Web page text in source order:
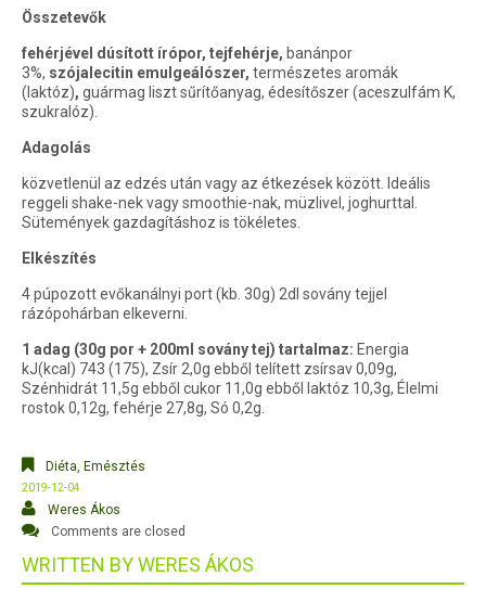
Összetevők
fehérjével dúsított írópor, tejfehérje, banánpor
3%, szójalecitin emulgeálószer, természetes aromák
(laktóz), guármag liszt sűrítőanyag, édesítőszer (aceszulfám K,
szukralóz).
Adagolás
közvetlenül az edzés után vagy az étkezések között. Ideális
reggeli shake-nek vagy smoothie-nak, müzlivel, joghurttal.
Sütemények gazdagításhoz is tökéletes.
Elkészítés
4 púpozott evőkanálnyi port (kb. 30g) 2dl sovány tejjel
rázópohárban elkeverni.
1 adag (30g por + 200ml sovány tej) tartalmaz: Energia
kJ(kcal) 743 (175), Zsír 2,0g ebből telített zsírsav 0,09g,
Szénhidrát 11,5g ebből cukor 11,0g ebből laktóz 10,3g, Élelmi
rostok 0,12g, fehérje 27,8g, Só 0,2g.
Diéta, Emésztés
2019-12-04
Weres Ákos
Comments are closed
WRITTEN BYWERES ÁKOS